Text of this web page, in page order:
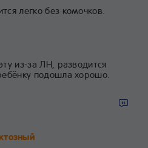
легко без комочков.
из-за ЛН, разводится
подошла хорошо.